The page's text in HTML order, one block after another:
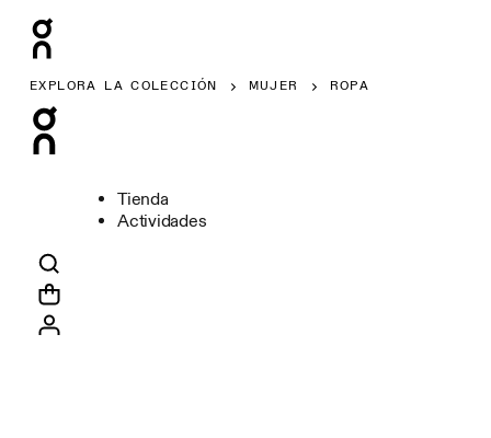
EXPLORA LA COLECCIÓN MUJER ROPA
Tienda
Actividades